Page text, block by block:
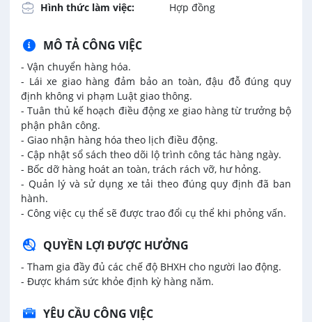
Hình thức làm việc:
Hợp đồng
MÔ TẢ CÔNG VIỆC
- Vận chuyển hàng hóa.
- Lái xe giao hàng đảm bảo an toàn, đậu đỗ đúng quy
định không vi phạm Luật giao thông.
- Tuân thủ kế hoạch điều động xe giao hàng từ trưởng bộ
phận phân công.
- Giao nhận hàng hóa theo lịch điều động.
- Cập nhật sổ sách theo dõi lộ trình công tác hàng ngày.
- Bốc dỡ hàng hoát an toàn, trách rách vỡ, hư hỏng.
- Quản lý và sử dụng xe tải theo đúng quy định đã ban
hành.
- Công việc cụ thể sẽ được trao đổi cụ thể khi phỏng vấn.
QUYỀN LỢI ĐƯỢC HƯỞNG
- Tham gia đầy đủ các chế độ BHXH cho người lao động.
- Được khám sức khỏe định kỳ hàng năm.
YÊU CẦU CÔNG VIỆC